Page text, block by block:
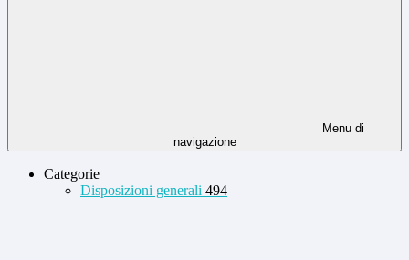
Menu di
navigazione
Categorie
Disposizioni generali 494